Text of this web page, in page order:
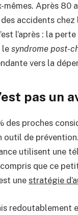
Après 80
accidents chez
l’après : la
le syndrome post-
vers la
pas un
des proches
outil de
utilisent une
compris que ce
une stratégie